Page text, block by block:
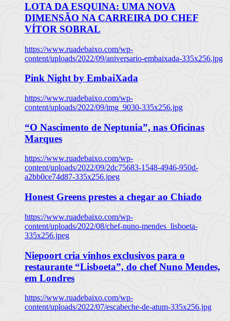
LOTA DA ESQUINA: UMA NOVA
DIMENSÃO NA CARREIRA DO CHEF
VÍTOR SOBRAL
https://www.ruadebaixo.com/wp-
content/uploads/2022/09/aniversario-embaixada-335x256.jpg
Pink Night by EmbaiXada
https://www.ruadebaixo.com/wp-
content/uploads/2022/09/img_9030-335x256.jpg
“O Nascimento de Neptunia”, nas Oficinas
Marques
https://www.ruadebaixo.com/wp-
content/uploads/2022/09/2dc75683-1548-4946-950d-
a2bb0ce74d87-335x256.jpeg
Honest Greens prestes a chegar ao Chiado
https://www.ruadebaixo.com/wp-
content/uploads/2022/08/chef-nuno-mendes_lisboeta-
335x256.jpeg
Niepoort cria vinhos exclusivos para o
restaurante “Lisboeta”, do chef Nuno Mendes,
em Londres
https://www.ruadebaixo.com/wp-
content/uploads/2022/07/escabeche-de-atum-335x256.jpg